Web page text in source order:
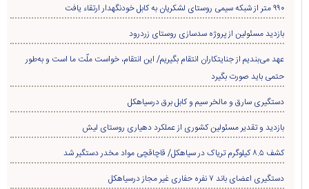
۹۹۰ متر از شبکه سیمی روستای لشکریان به کابل خودنگهدار ارتقاء یافت
بازدید مسئولین از پروژه سدسازی روستای زردرود
عهد می‌بندیم از جنایتکاران انتقام بگیریم/ این انتقام، خواست ملّت ما است و به‌طور
حتمی باید صورت بگیرد
دستگیری سارق و مالخر سیم و کابل برق درسیاهکل
بازدید و تقدیر مسئولین کشوری از عملکرد دهیاری روستای لیش
کشف ۸.۵ کیلوگرم تریاک در سیاهکل/ قاچاقچی مواد مخدر دستگیر شد
دستگیری اعضای باند ۷ نفره حفاری غير مجاز درسیاهکل